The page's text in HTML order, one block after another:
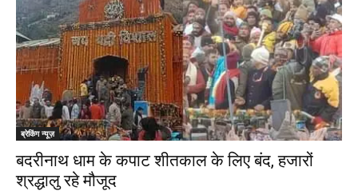
ब्रेकिंग न्यूज़
बदरीनाथ धाम के कपाट शीतकाल के लिए बंद, हजारों
श्रद्धालु रहे मौजूद